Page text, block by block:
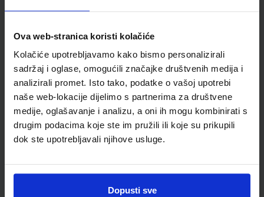
Ova web-stranica koristi kolačiće
Kolačiće upotrebljavamo kako bismo personalizirali
sadržaj i oglase, omogućili značajke društvenih medija i
analizirali promet. Isto tako, podatke o vašoj upotrebi
naše web-lokacije dijelimo s partnerima za društvene
medije, oglašavanje i analizu, a oni ih mogu kombinirati s
drugim podacima koje ste im pružili ili koje su prikupili
dok ste upotrebljavali njihove usluge.
Dopusti sve
Školski razred
Vrsta škole
1 OSNOVNA
Nastavni predmet
PRIRODA I DRUŠTVO
Reg br min
6151-DOM2